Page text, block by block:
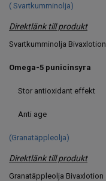
( Svartkumminolja)
Direktlänk till produkt
Svartkumminolja Bivaxlotion
Omega-5 punicinsyra
Stor antioxidant effekt
Anti age
(Granatäppleolja)
Direktlänk till produkt
Granatäppleolja Bivaxlotion